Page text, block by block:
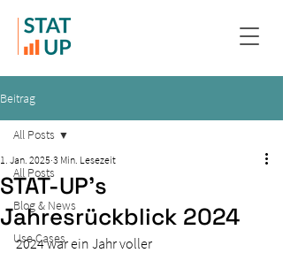
Beitrag
All Posts
Blog & News
Use Cases
All Posts
STAT-UP's
Jahresrückblick 2024
1. Jan. 2025 3 Min. Lesezeit
2024 war ein Jahr voller